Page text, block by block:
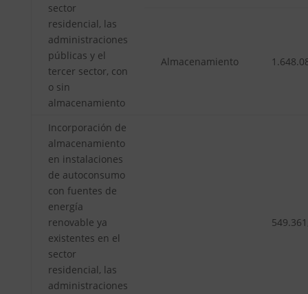
sector
residencial, las
administraciones
públicas y el
tercer sector, con
o sin
almacenamiento
Almacenamiento
Incorporación de
almacenamiento
en instalaciones
de autoconsumo
con fuentes de
energía
renovable ya
existentes en el
sector
residencial, las
administraciones